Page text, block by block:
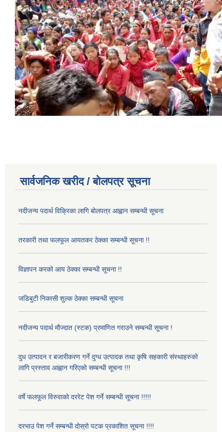
सार्वजनिक खरीद / बोलपत्र सूचना
नदीजन्य पदार्थ विक्रिका लागि बोलपत्र आह्वान सम्बन्धी सूचना
तरकारी तथा फलफूल आयतकर ठेक्का सम्बन्धी सूचना !!
विज्ञापन करको आय ठेक्का सम्बन्धी सूचना !!
जडिबुटी निकासी शुल्क ठेक्का सम्बन्धी सूचना
नदीजन्य पदार्थ मौज्दात (स्टक) प्रमाणित गराउने सम्बन्धी सूचना !
दुध उत्पादन र बजारीकरण गर्ने दुग्ध उत्पादक तथा कृषि सहकारी संस्थाहरुको
लागि प्रस्ताव आह्वान गरिएको सम्बन्धी सूचना !!!
वर्षे फलफूल विरुवाको दररेट पेश गर्ने सम्बन्धी सूचना !!!!!
दरभाउ पेश गर्ने सम्बन्धी दोस्रो पटक प्रकाशित सूचना !!!!